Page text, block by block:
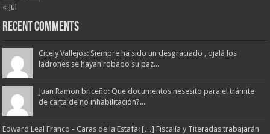
« Jul
Recent Comments
Cicely Vallejos: Siempre ha sido un desgraciado , ojalá los
ladrones se hayan robado su paz...
Juan Ramon briceño: Que documentos nesesito para el trámite
de carta de no inhabilitación?...
Edward Leal Franco - Caras de la Estafa: […] Fiscalía y Titeradas trabajarán